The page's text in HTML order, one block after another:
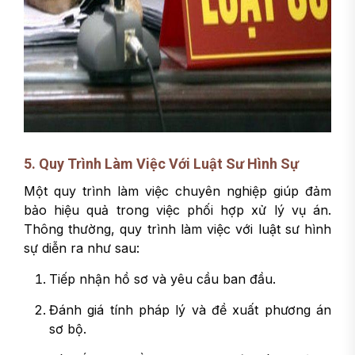
5. Quy Trình Làm Việc Với Luật Sư Hình Sự
Một quy trình làm việc chuyên nghiệp giúp đảm
bảo hiệu quả trong việc phối hợp xử lý vụ án.
Thông thường, quy trình làm việc với luật sư hình
sự diễn ra như sau:
Tiếp nhận hồ sơ và yêu cầu ban đầu.
Đánh giá tính pháp lý và đề xuất phương án
sơ bộ.